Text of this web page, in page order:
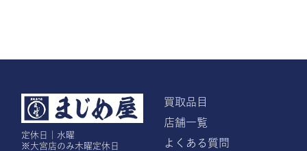
定休日｜水曜
※大宮店のみ木曜定休日
買取品目
店舗一覧
よくある質問